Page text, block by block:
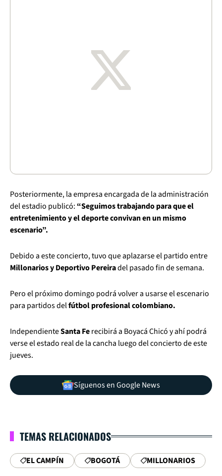
Posteriormente, la empresa encargada de la administración
del estadio publicó: “Seguimos trabajando para que el
entretenimiento y el deporte convivan en un mismo
escenario”.
Debido a este concierto, tuvo que aplazarse el partido entre
Millonarios y Deportivo Pereiradel pasado fin de semana.
Pero el próximo domingo podrá volver a usarse el escenario
para partidos delfútbol profesional colombiano.
IndependienteSanta Ferecibirá a Boyacá Chicó y ahí podrá
verse el estado real de la cancha luego del concierto de este
jueves.
Síguenos en Google News
TEMAS RELACIONADOS
EL CAMPÍN BOGOTÁ MILLONARIOS